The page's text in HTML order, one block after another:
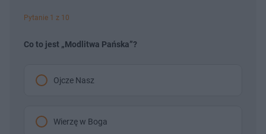
Pytanie 1 z 10
Co to jest „Modlitwa Pańska”?
Ojcze Nasz
Wierzę w Boga